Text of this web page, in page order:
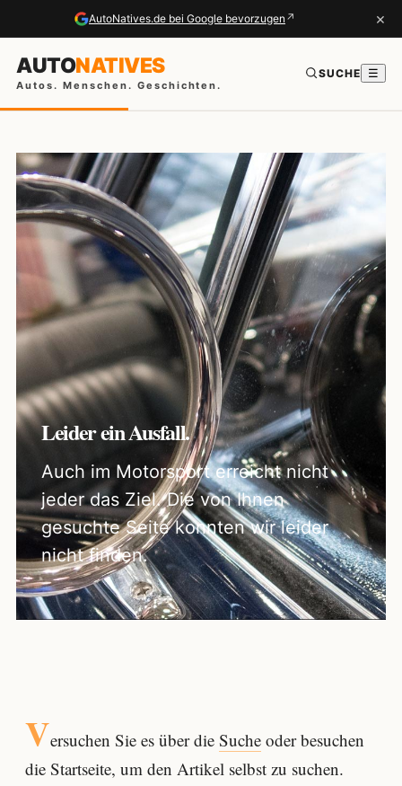
AutoNatives.de bei Google bevorzugen ↗ ×
AUTONATIVES
Autos. Menschen. Geschichten.
SUCHE ☰
Leider ein Ausfall.
Auch im Motorsport erreicht nicht
jeder das Ziel. Die von Ihnen
gesuchte Seite konnten wir leider
nicht finden.
Versuchen Sie es über die Sucheoder besuchen
die Startseite, um den Artikel selbst zu suchen.